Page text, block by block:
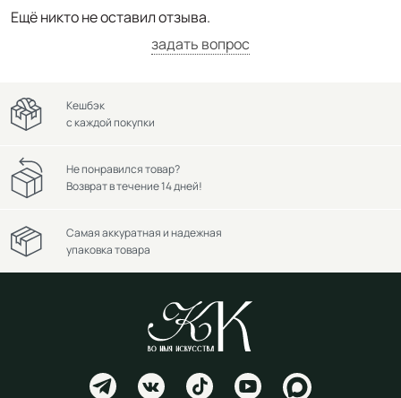
Ещё никто не оставил отзыва.
задать вопрос
Кешбэк
с каждой покупки
Не понравился товар?
Возврат в течение 14 дней!
Самая аккуратная и надежная
упаковка товара